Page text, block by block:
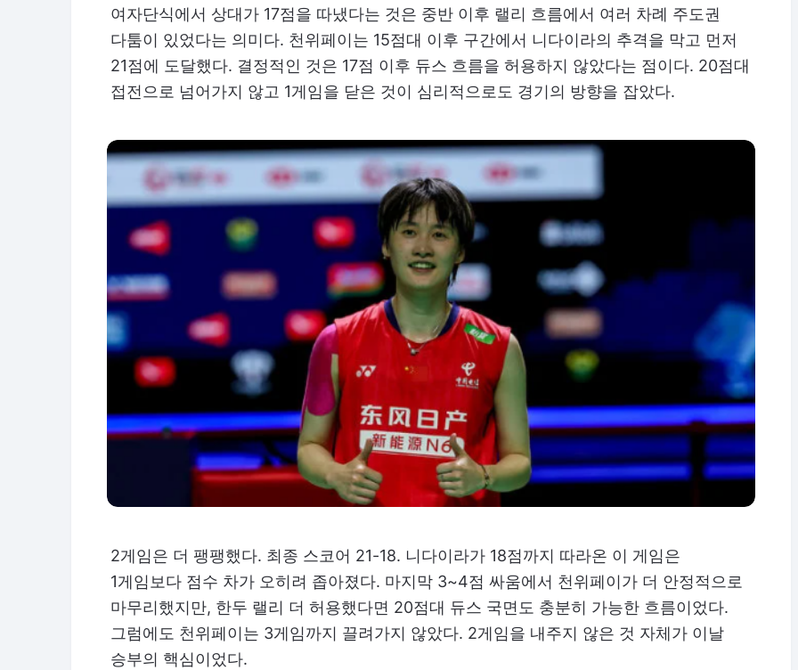
여자단식에서 상대가 17점을 따냈다는 것은 중반 이후 랠리 흐름에서 여러 차례 주도권
다툼이 있었다는 의미다. 천위페이는 15점대 이후 구간에서 니다이라의 추격을 막고 먼저
21점에 도달했다. 결정적인 것은 17점 이후 듀스 흐름을 허용하지 않았다는 점이다. 20점대
접전으로 넘어가지 않고 1게임을 닫은 것이 심리적으로도 경기의 방향을 잡았다.
2게임은 더 팽팽했다. 최종 스코어 21-18. 니다이라가 18점까지 따라온 이 게임은
1게임보다 점수 차가 오히려 좁아졌다. 마지막 3~4점 싸움에서 천위페이가 더 안정적으로
마무리했지만, 한두 랠리 더 허용했다면 20점대 듀스 국면도 충분히 가능한 흐름이었다.
그럼에도 천위페이는 3게임까지 끌려가지 않았다. 2게임을 내주지 않은 것 자체가 이날
승부의 핵심이었다.